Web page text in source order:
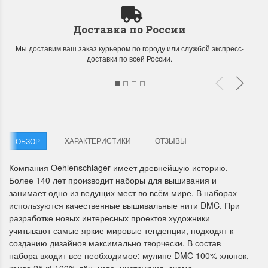
честь первого летнего дня
Чудетство...
ПОДРОБНЕЕ
Анастасия Туманова
1 июня 2024 11:29
Спешите купить...
ПОДРОБНЕЕ
Анастасия Туманова
22 мая 2024 13:01
Доставка по России
Мы доставим ваш заказ курьером по городу или службой экспресс-
доставки по всей России.
ОБЗОР ХАРАКТЕРИСТИКИ ОТЗЫВЫ
Компания Oehlenschlager имеет древнейшую историю.
Более 140 лет производит наборы для вышивания и
занимает одно из ведущих мест во всём мире. В наборах
используются качественные вышивальные нити DMC. При
разработке новых интересных проектов художники
учитывают самые яркие мировые тенденции, подходят к
созданию дизайнов максимально творчески. В состав
набора входит все необходимое: мулине DMC 100% хлопок,